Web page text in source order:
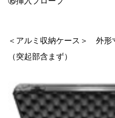
＜アルミ収納ケース＞ 外
（突起部含まず）